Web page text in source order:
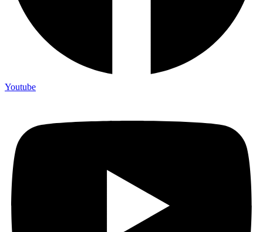
Youtube